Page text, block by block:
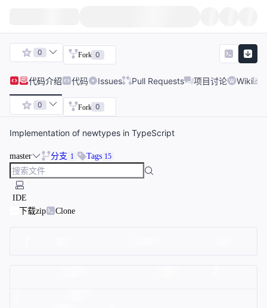
0 Fork 0
代码介绍 代码 Issues Pull Requests 项目讨论 Wiki
0 Fork 0
Implementation of newtypes in TypeScript
master 分支 1 Tags 15
IDE
下载zip
Clone